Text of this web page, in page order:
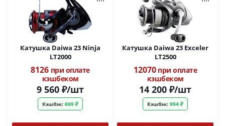
Катушка Daiwa 23 Ninja
LT2000
8126 при оплате
кэшбеком
9 560 ₽/шт
Кэшбэк: 669 ₽
Катушка Daiwa 23 Exceler
LT2500
12070при оплате
кэшбеком
14 200 ₽/шт
Кэшбэк: 994 ₽